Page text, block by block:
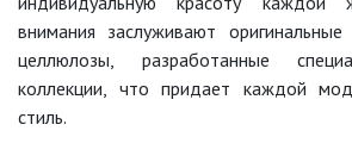
внимания заслуживают оригинальные
целлюлозы, разработанные
коллекции, что придает каждой
стиль.